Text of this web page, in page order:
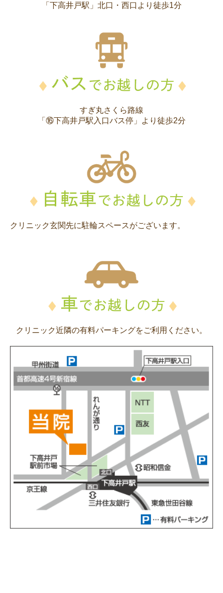
「下高井戸駅」北口・西口より徒歩1分
すぎ丸さくら路線
「⑯下高井戸駅入口バス停」より徒歩2分
クリニック玄関先に駐輪スペースがございます。
クリニック近隣の有料パーキングをご利用ください。